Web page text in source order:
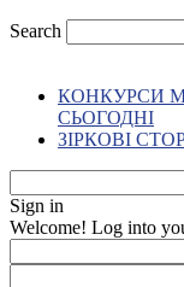
Search
КОНКУРСИ
СЬОГОДНІ
ЗІРКОВІ
Sign in
Welcome! Log into